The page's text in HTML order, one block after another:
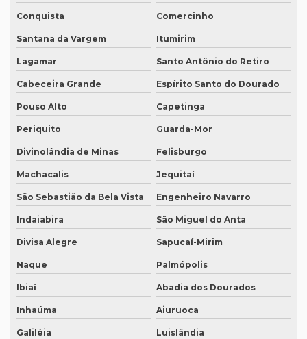
Serviço de degravação em espanhol
Serviço de intérprete inglês espanhol
Serviço de intérpretes de idiomas
Serviço de legendagem
Serviço de legendagem de vídeos
Serviço de revisão de artigos científicos
Serviço de revisão de manuscritos literários
Serviço de revisão ortográfica
Serviço de revisão de teses e dissertações
Serviço de revisão de textos em alemão
Serviço de revisão de textos em árabe
Serviço de revisão de textos em coreano
Conquista Comercinho
Santana da Vargem Itumirim
Lagamar Santo Antônio do Retiro
Cabeceira Grande Espírito Santo do Dourado
Pouso Alto Capetinga
Periquito Guarda-Mor
Divinolândia de Minas Felisburgo
Machacalis Jequitaí
São Sebastião da Bela Vista Engenheiro Navarro
Indaiabira São Miguel do Anta
Divisa Alegre Sapucaí-Mirim
Naque Palmópolis
Ibiaí Abadia dos Dourados
Inhaúma Aiuruoca
Galiléia Luislândia